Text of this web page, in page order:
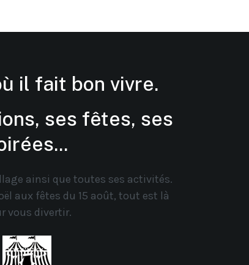
il fait bon vivre.
ses fêtes, ses
ainsi que toutes ses activités.
aux fêtes du 15 août, tout est là
vous divertir.